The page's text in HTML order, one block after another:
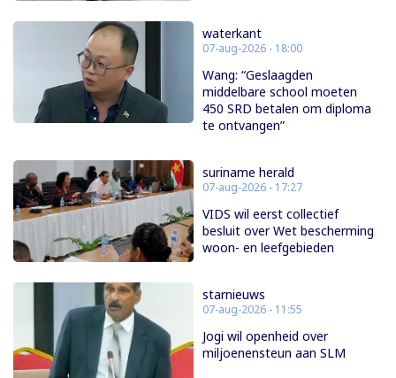
waterkant
07-aug-2026 - 18:00
Wang: “Geslaagden
middelbare school moeten
450 SRD betalen om diploma
te ontvangen”
suriname herald
07-aug-2026 - 17:27
VIDS wil eerst collectief
besluit over Wet bescherming
woon- en leefgebieden
starnieuws
07-aug-2026 - 11:55
Jogi wil openheid over
miljoenensteun aan SLM